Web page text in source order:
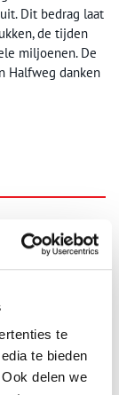
te
te bieden
delen we
Dit bedrag laat
de tijden
miljoenen. De
Halfweg danken
en het